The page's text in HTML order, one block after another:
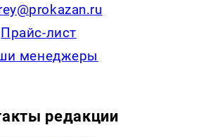
Прайс-лист
менеджеры
редакции